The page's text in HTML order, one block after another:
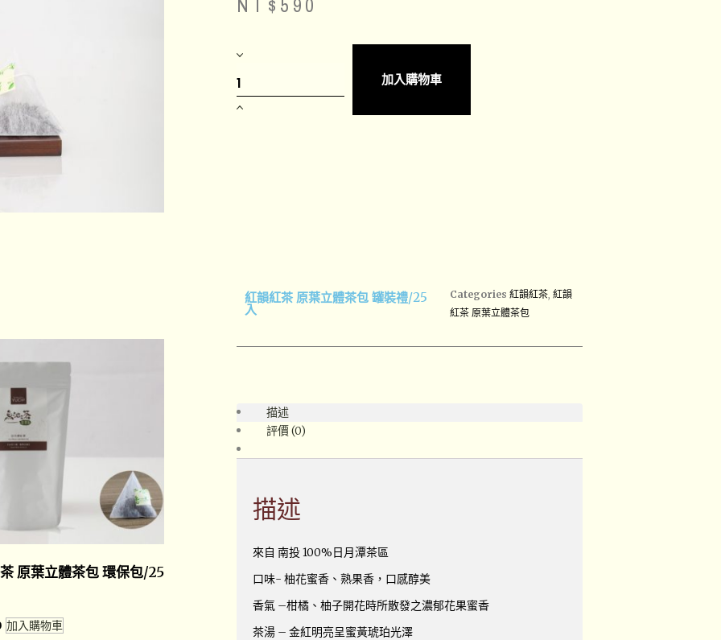
NT$ 590
加入購物車
原葉立體茶包 環保包/25
加入購物車
紅韻紅茶 原葉立體茶包 罐裝禮/25
入
Categories 紅韻紅茶, 紅韻
紅茶 原葉立體茶包
描述
評價 (0)
描述
來自 南投 100%日月潭茶區
口味- 柚花蜜香、熟果香，口感醇美
香氣 –柑橘、柚子開花時所散發之濃郁花果蜜香
茶湯 – 金紅明亮呈蜜黃琥珀光澤